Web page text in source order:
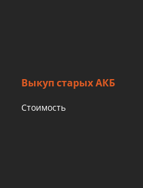
Выкуп старых АКБ
Стоимость